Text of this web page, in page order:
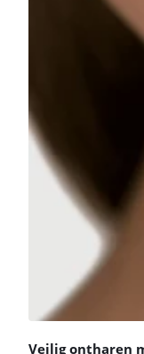
Veilig ontharen